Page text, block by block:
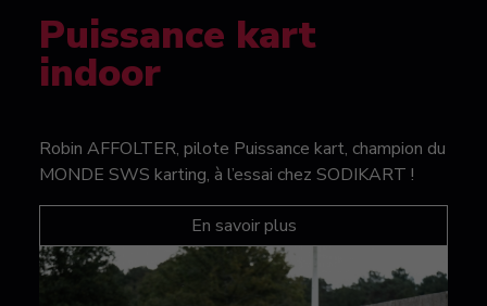
Puissance kart
indoor
Robin AFFOLTER, pilote Puissance kart, champion du
MONDE SWS karting, à l’essai chez SODIKART !
En savoir plus